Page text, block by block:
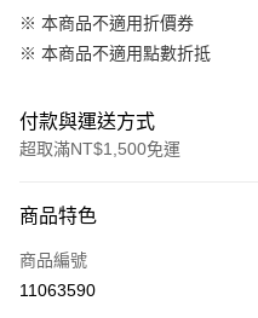
※ 本商品不適用折價券
※ 本商品不適用點數折抵
付款與運送方式
超取滿NT$1,500免運
信用卡一次付款
超商取貨付款
商品特色
商品編號
11063590